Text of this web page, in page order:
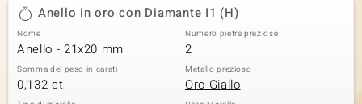
Anello in oro con Diamante I1 (H)
Nome
Anello - 21x20 mm
Numero pietre preziose
2
Somma del peso in carati
0,132 ct
Metallo prezioso
Oro Giallo